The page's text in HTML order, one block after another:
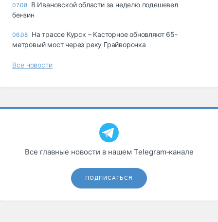
07.08 В Ивановской области за неделю подешевел
бензин
06.08 На трассе Курск – Касторное обновляют 65-
метровый мост через реку Грайворонка
Все новости
Все главные новости в нашем Telegram‑канале
ПОДПИСАТЬСЯ